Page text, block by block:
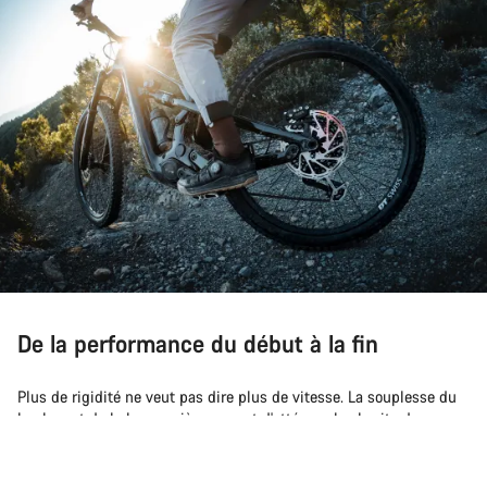
De la performance du début à la fin
Plus de rigidité ne veut pas dire plus de vitesse. La souplesse du
hauban et de la base arrière permet d'atténuer les bruits de